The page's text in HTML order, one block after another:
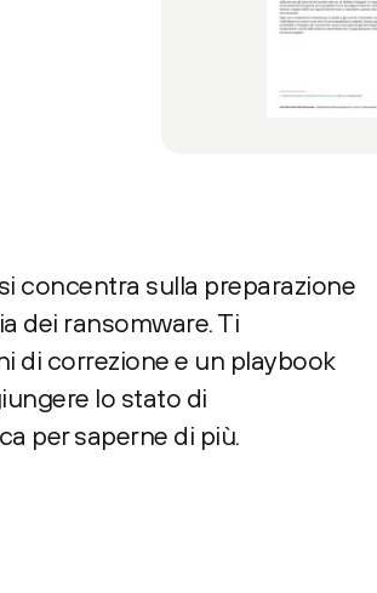
si concentra sulla preparazione
dei ransomware. Ti
di correzione e un playbook
lo stato di
per saperne di più.